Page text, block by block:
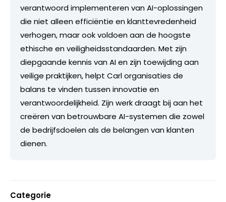
verantwoord implementeren van AI-oplossingen
die niet alleen efficiëntie en klanttevredenheid
verhogen, maar ook voldoen aan de hoogste
ethische en veiligheidsstandaarden. Met zijn
diepgaande kennis van AI en zijn toewijding aan
veilige praktijken, helpt Carl organisaties de
balans te vinden tussen innovatie en
verantwoordelijkheid. Zijn werk draagt bij aan het
creëren van betrouwbare AI-systemen die zowel
de bedrijfsdoelen als de belangen van klanten
dienen.
Categorie